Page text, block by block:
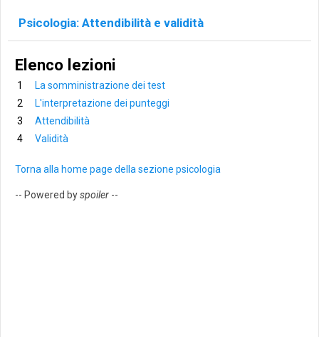
Psicologia: Attendibilità e validità
Elenco lezioni
La somministrazione dei test
L'interpretazione dei punteggi
Attendibilità
Validità
Torna alla home page della sezione psicologia
-- Powered byspoiler --